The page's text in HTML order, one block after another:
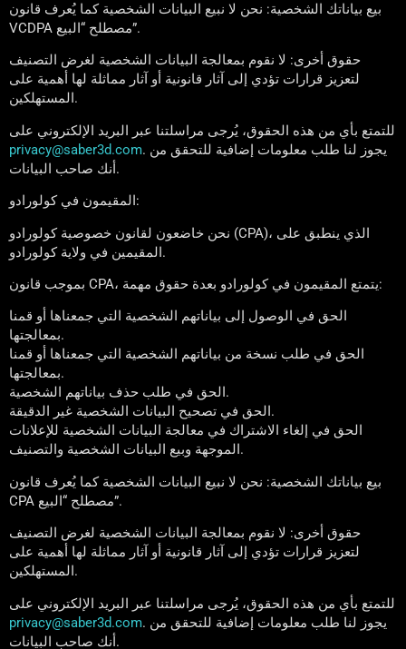
بيع بياناتك الشخصية: نحن لا نبيع البيانات الشخصية كما يُعرف قانون
VCDPA مصطلح “البيع”.
حقوق أخرى: لا نقوم بمعالجة البيانات الشخصية لغرض التصنيف
لتعزيز قرارات تؤدي إلى آثار قانونية أو آثار مماثلة لها أهمية على
المستهلكين.
للتمتع بأي من هذه الحقوق، يُرجى مراسلتنا عبر البريد الإلكتروني على
privacy@saber3d.com. يجوز لنا طلب معلومات إضافية للتحقق من
أنك صاحب البيانات.
المقيمون في كولورادو:
نحن خاضعون لقانون خصوصية كولورادو (CPA)، الذي ينطبق على
المقيمين في ولاية كولورادو.
بموجب قانون CPA، يتمتع المقيمون في كولورادو بعدة حقوق مهمة:
الحق في الوصول إلى بياناتهم الشخصية التي جمعناها أو قمنا
بمعالجتها.
الحق في طلب نسخة من بياناتهم الشخصية التي جمعناها أو قمنا
بمعالجتها.
الحق في طلب حذف بياناتهم الشخصية.
الحق في تصحيح البيانات الشخصية غير الدقيقة.
الحق في إلغاء الاشتراك في معالجة البيانات الشخصية للإعلانات
الموجهة وبيع البيانات الشخصية والتصنيف.
بيع بياناتك الشخصية: نحن لا نبيع البيانات الشخصية كما يُعرف قانون
CPA مصطلح “البيع”.
حقوق أخرى: لا نقوم بمعالجة البيانات الشخصية لغرض التصنيف
لتعزيز قرارات تؤدي إلى آثار قانونية أو آثار مماثلة لها أهمية على
المستهلكين.
للتمتع بأي من هذه الحقوق، يُرجى مراسلتنا عبر البريد الإلكتروني على
privacy@saber3d.com. يجوز لنا طلب معلومات إضافية للتحقق من
أنك صاحب البيانات.